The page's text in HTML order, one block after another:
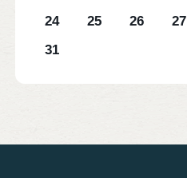
24
25 26 27
31